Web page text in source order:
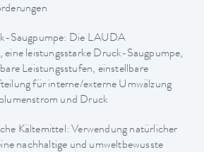
Saugpumpe: Die LAUDA
eine leistungsstarke Druck-Saugpumpe,
Leistungsstufen, einstellbare
für interne/externe Umwälzung
und Druck
Kältemittel: Verwendung natürlicher
nachhaltige und umweltbewusste